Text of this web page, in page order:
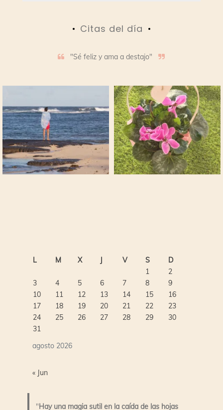
Citas del día
"Sé feliz y ama a destajo"
agosto 2026
L M X V S
D
1
2
3
4 5 6 7 8
9
10
11 12 13 14 15
16
17
18 19 20 21 22
23
24
25 26 27 28 29
30
31
« Jun
"Hay una magia sutil en la caída de las hojas